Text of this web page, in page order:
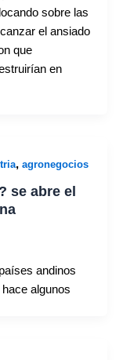
sobre las
el ansiado
que
en
, agronegocios
se abre el
andinos
algunos